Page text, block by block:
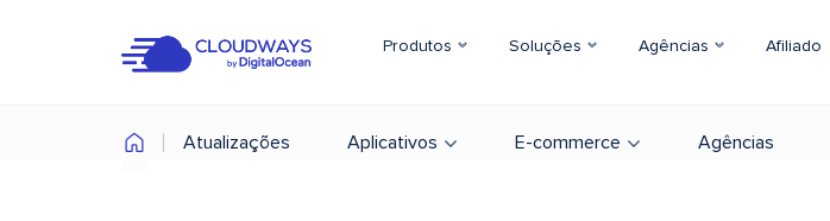
Produtos Soluções Agências Afiliado
Atualizações Aplicativos E-commerce Agências